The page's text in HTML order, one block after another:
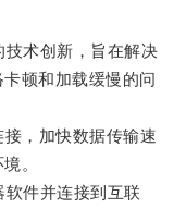
术创新，旨在解决
顿和加载缓慢的问
，加快数据传输速
。
件并连接到互联